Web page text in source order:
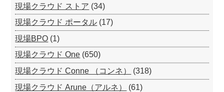
現場クラウド ストア (34)
現場クラウド ポータル (17)
現場BPO (1)
現場クラウド One (650)
現場クラウド Conne （コンネ）
(318)
現場クラウド Arune（アルネ）
(61)